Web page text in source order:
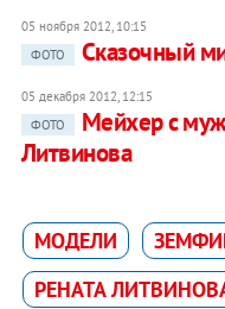
05 ноября 2012, 10:15
ФОТО
Сказочный
05 декабря 2012, 12:15
ФОТО
Мейхер c
Литвинова
МОДЕЛИ
РЕНАТА